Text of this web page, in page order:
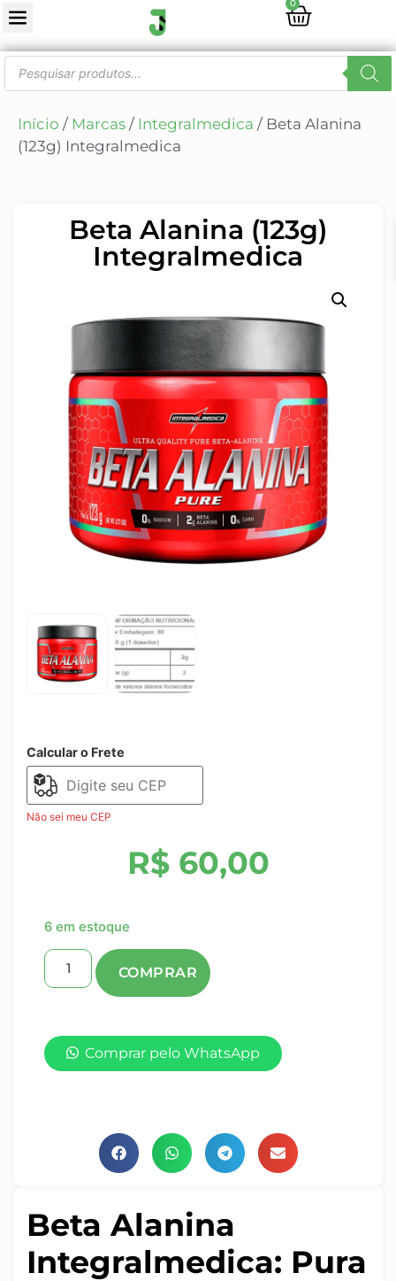
0
Início / Marcas / Integralmedica / Beta Alanina
(123g) Integralmedica
Beta Alanina
Integralmedica: Pura
Beta Alanina (123g)
Integralmedica
Calcular o Frete
Não sei meu CEP
R$60,00
6 em estoque
Comprar pelo WhatsApp